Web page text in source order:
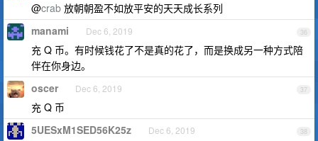
@crab 放朝朝盈不如放平安的天天成长系列
36
manami Dec 6, 2019
充 Q 币。有时候钱花了不是真的花了，而是换成另一种方式陪
伴在你身边。
37
oscer Dec 6, 2019
充 Q 币
38
5UESxM1SED56K25z Dec 6, 2019